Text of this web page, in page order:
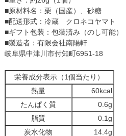
■原材料名：栗（国産）、砂糖
■配送形式：冷蔵 クロネコヤマト
■ギフト包装：包装済み（のし可能）
■製造者：有限会社南陽軒
岐阜県中津川市付知町6951-18
栄養成分表示（1個当たり）
熱量
60kcal
たんぱく質
0.6g
脂質
0.1g
炭水化物
14.4g